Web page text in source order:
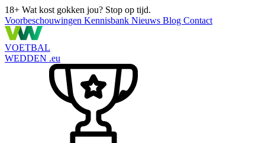
18+ Wat kost gokken jou? Stop op tijd.
Voorbeschouwingen Kennisbank Nieuws Blog Contact
VOETBAL
WEDDEN .eu